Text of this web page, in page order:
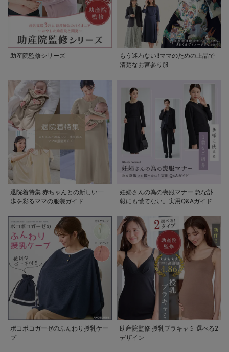
助産院監修シリーズ
もう迷わない!!ママのための上品で
清楚なお宮参り服
退院着特集 赤ちゃんとの新しい一
歩を彩るママの服装ガイド
妊婦さんの為の喪服マナー 急な訃
報にも慌てない。実用Q&Aガイド
ポコポコガーゼのふんわり授乳ケー
プ
助産院監修 授乳ブラキャミ 選べる2
デザイン